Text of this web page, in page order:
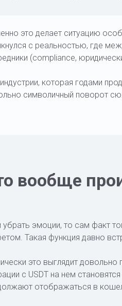
это делает ситуацию
с реальностью, где
(compliance,
которая годами
символичный поворот
вообще
убрать эмоции, то сам факт
Такая функция давно
это выглядит
с USDT на нем
отображаться в